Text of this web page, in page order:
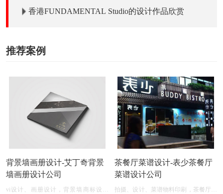
香港FUNDAMENTAL Studio的设计作品欣赏
推荐案例
背景墙画册设计-艾丁奇背景
墙画册设计公司
vi设计、画册设计，背景墙商标设计
茶餐厅菜谱设计-表少茶餐厅
菜谱设计公司
拍摄、设计、菜谱物料印刷，茶餐厅菜